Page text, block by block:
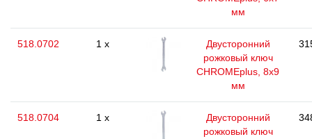
мм
518.0702 1 x
Двусторонний
рожковый ключ
CHROMEplus, 8х9
мм
518.0704 1 x
Двусторонний
рожковый ключ